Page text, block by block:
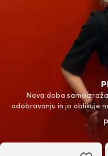
Nova doba
odobravanju in jo oblikuje
Ustvarjena skupaj z
predstavlja moč in